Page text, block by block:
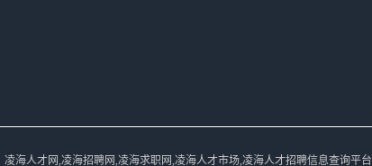
凌海人才网,凌海招聘网,凌海求职网,凌海人才市场,凌海人才招聘信息查询平台